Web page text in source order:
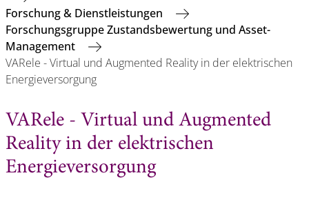
Forschung & Dienstleistungen
Forschungsgruppe Zustandsbewertung und Asset-
Management
VARele - Virtual und Augmented Reality in der elektrischen
Energieversorgung
VARele - Virtual und Augmented
Reality in der elektrischen
Energieversorgung